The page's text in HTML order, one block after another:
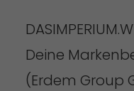
Deine
(Erdem Group